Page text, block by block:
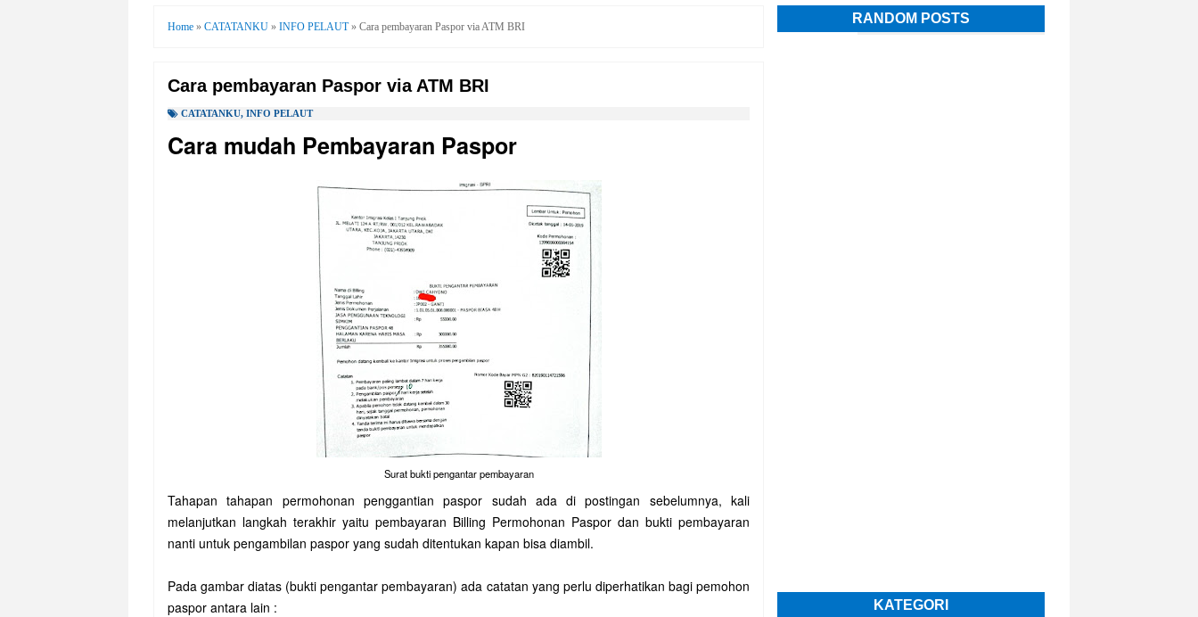
Home » CATATANKU » INFO PELAUT» Cara pembayaran Paspor via ATM BRI
Cara pembayaran Paspor via ATM BRI
CATATANKU, INFO PELAUT
Cara mudah Pembayaran Paspor
Surat bukti pengantar pembayaran
Tahapan tahapan permohonan penggantian paspor sudah ada di postingan sebelumnya, kali
melanjutkan langkah terakhir yaitu pembayaran Billing Permohonan Paspor dan bukti pembayaran
nanti untuk pengambilan paspor yang sudah ditentukan kapan bisa diambil.
Pada gambar diatas (bukti pengantar pembayaran) ada catatan yang perlu diperhatikan bagi pemohon
paspor antara lain :
RANDOM POSTS
KATEGORI